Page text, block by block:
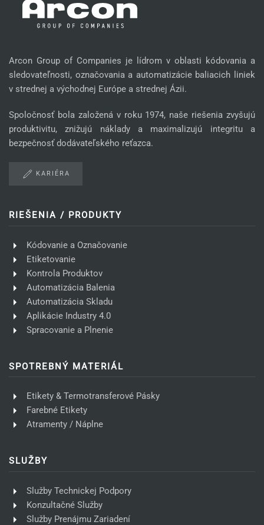
Arcon Group of Companies je lídrom v oblasti kódovania a
sledovateľnosti, označovania a automatizácie baliacich liniek
v strednej a východnej Európe a strednej Ázii.
Spoločnosť bola založená v roku 1974, naše riešenia zvyšujú
produktivitu, znižujú náklady a maximalizujú integritu a
bezpečnosť dodávateľského reťazca.
KARIÉRA
RIEŠENIA / PRODUKTY
Kódovanie a Označovanie
Etiketovanie
Kontrola Produktov
Automatizácia Balenia
Automatizácia Skladu
Aplikácie Industry 4.0
Spracovanie a Plnenie
SPOTREBNÝ MATERIÁL
Etikety & Termotransferové Pásky
Farebné Etikety
Atramenty / Náplne
SLUŽBY
Služby Technickej Podpory
Konzultačné Služby
Služby Prenájmu Zariadení